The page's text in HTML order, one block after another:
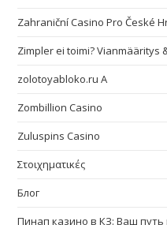
Zahraniční Casino Pro České
Zimpler ei toimi? Vianmääritys
zolotoyabloko.ru A
Zombillion Casino
Zuluspins Casino
Στοιχηματικές
Блог
Пинап казино в КЗ: Ваш